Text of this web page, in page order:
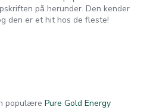
på herunder. Den kender
den er et hit hos de fleste!
populære Pure Gold Energy